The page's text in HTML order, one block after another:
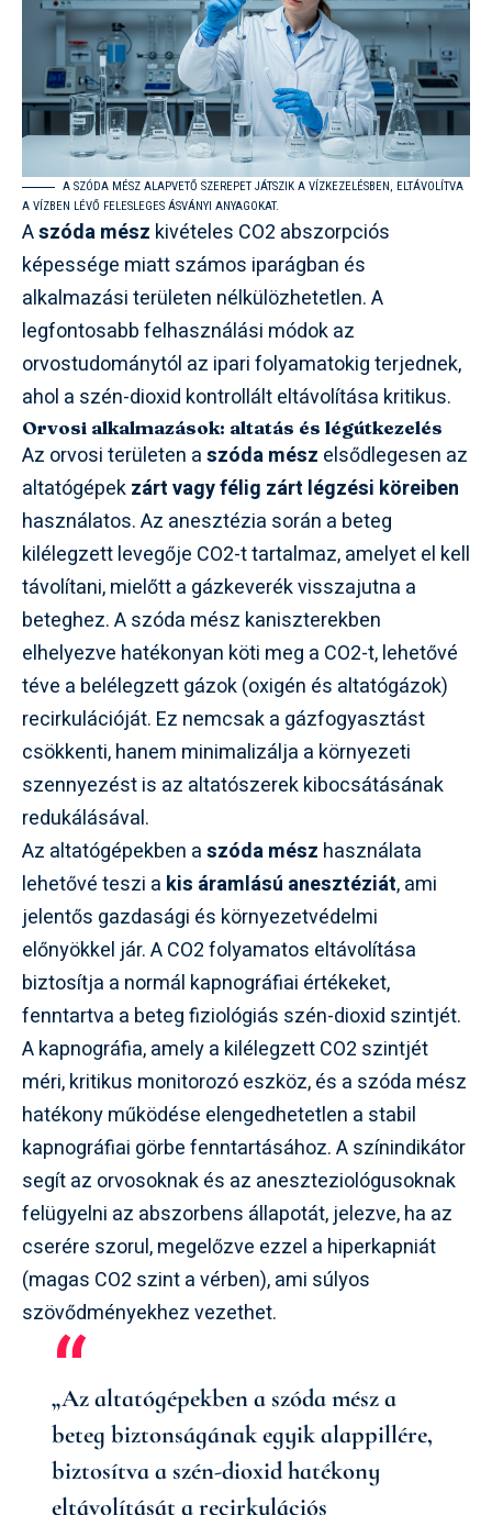
A SZÓDA MÉSZ ALAPVETŐ SZEREPET JÁTSZIK A VÍZKEZELÉSBEN, ELTÁVOLÍTVA
A VÍZBEN LÉVŐ FELESLEGES ÁSVÁNYI ANYAGOKAT.
Aszóda mész kivételes CO2 abszorpciós
képessége miatt számos iparágban és
alkalmazási területen nélkülözhetetlen. A
legfontosabb felhasználási módok az
orvostudománytól az ipari folyamatokig terjednek,
ahol a szén-dioxid kontrollált eltávolítása kritikus.
Orvosi alkalmazások: altatás és légútkezelés
Az orvosi területen aszóda mész elsődlegesen az
altatógépekzárt vagy félig zárt légzési köreiben
használatos. Az anesztézia során a beteg
kilélegzett levegője CO2-t tartalmaz, amelyet el kell
távolítani, mielőtt a gázkeverék visszajutna a
beteghez. A szóda mész kaniszterekben
elhelyezve hatékonyan köti meg a CO2-t, lehetővé
téve a belélegzett gázok (oxigén és altatógázok)
recirkulációját. Ez nemcsak a gázfogyasztást
csökkenti, hanem minimalizálja a környezeti
szennyezést is az altatószerek kibocsátásának
redukálásával.
Az altatógépekben aszóda mész használata
lehetővé teszi a kis áramlású anesztéziát, ami
jelentős gazdasági és környezetvédelmi
előnyökkel jár. A CO2 folyamatos eltávolítása
biztosítja a normál kapnográfiai értékeket,
fenntartva a beteg fiziológiás szén-dioxid szintjét.
A kapnográfia, amely a kilélegzett CO2 szintjét
méri, kritikus monitorozó eszköz, és a szóda mész
hatékony működése elengedhetetlen a stabil
kapnográfiai görbe fenntartásához. A színindikátor
segít az orvosoknak és az aneszteziológusoknak
felügyelni az abszorbens állapotát, jelezve, ha az
cserére szorul, megelőzve ezzel a hiperkapniát
(magas CO2 szint a vérben), ami súlyos
szövődményekhez vezethet.
„Az altatógépekben a szóda mész a
beteg biztonságának egyik alappillére,
biztosítva a szén-dioxid hatékony
eltávolítását a recirkulációs